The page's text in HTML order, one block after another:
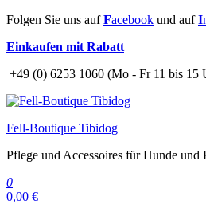
Zum
springen
Folgen Sie uns aufFacebook und aufI
Einkaufen mit Rabatt
+49 (0) 6253 1060 (Mo - Fr 11 bis 15
Fell-Boutique Tibidog
Pflege und Accessoires für Hunde und
0
0,00 €